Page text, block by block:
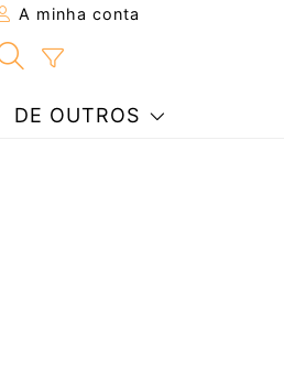
A minha conta
DE OUTROS